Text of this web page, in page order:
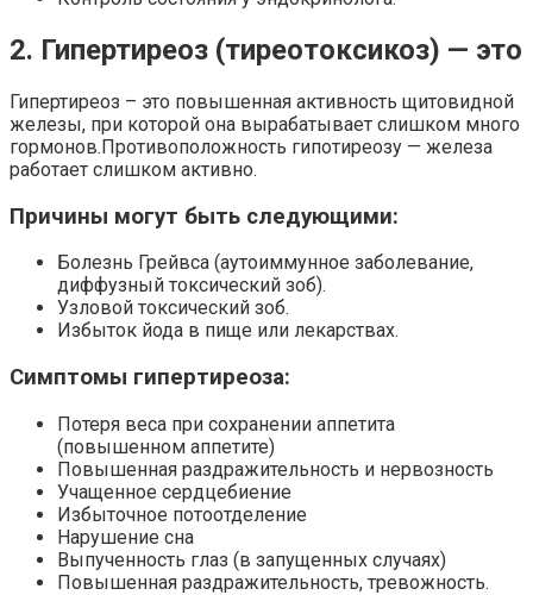
2. Гипертиреоз (тиреотоксикоз) — это
Гипертиреоз – это повышенная активность щитовидной
железы, при которой она вырабатывает слишком много
гормонов.Противоположность гипотиреозу — железа
работает слишком активно.
Причины могут быть следующими:
Болезнь Грейвса (аутоиммунное заболевание,
диффузный токсический зоб).
Узловой токсический зоб.
Избыток йода в пище или лекарствах.
Симптомы гипертиреоза:
Потеря веса при сохранении аппетита
(повышенном аппетите)
Повышенная раздражительность и нервозность
Учащенное сердцебиение
Избыточное потоотделение
Нарушение сна
Выпученность глаз (в запущенных случаях)
Повышенная раздражительность, тревожность.